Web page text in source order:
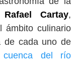
Rafael Cartay,
ámbito culinario
de cada uno de
cuenca del río